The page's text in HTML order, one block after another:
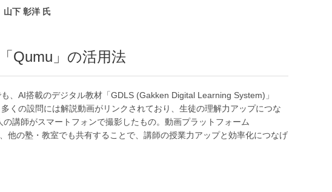
山下 彰洋 氏
Qumu」の活用法
、AI搭載のデジタル教材「GDLS (Gakken Digital Learning System)」
くの設問には解説動画がリンクされており、生徒の理解力アップにつな
講師がスマートフォンで撮影したもの。動画プラットフォーム
他の塾・教室でも共有することで、講師の授業力アップと効率化につなげ